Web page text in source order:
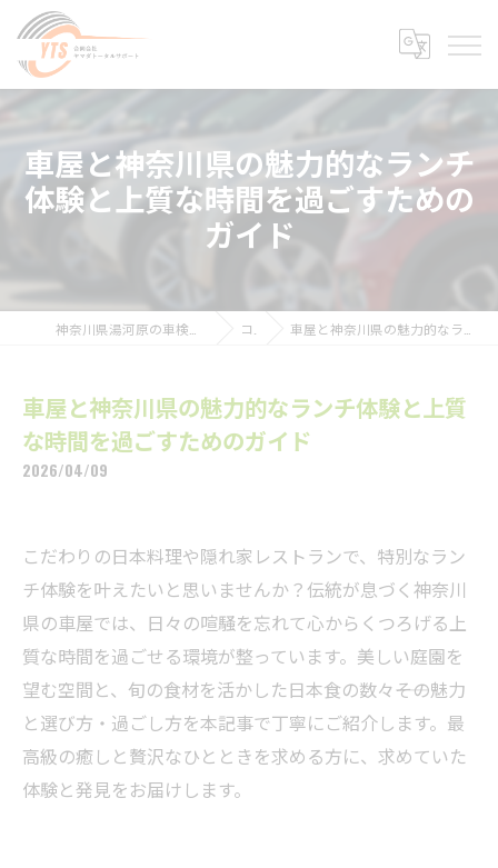
車屋と神奈川県の魅力的なランチ
体験と上質な時間を過ごすための
ガイド
コラム 車屋と神奈川県の魅力的なランチ体験と上質な時間を過ごすためのガイド
車屋と神奈川県の魅力的なランチ体験と上質
な時間を過ごすためのガイド
2026/04/09
こだわりの日本料理や隠れ家レストランで、特別なラン
チ体験を叶えたいと思いませんか？伝統が息づく神奈川
県の車屋では、日々の喧騒を忘れて心からくつろげる上
質な時間を過ごせる環境が整っています。美しい庭園を
望む空間と、旬の食材を活かした日本食の数々――その魅力
と選び方・過ごし方を本記事で丁寧にご紹介します。最
高級の癒しと贅沢なひとときを求める方に、求めていた
体験と発見をお届けします。